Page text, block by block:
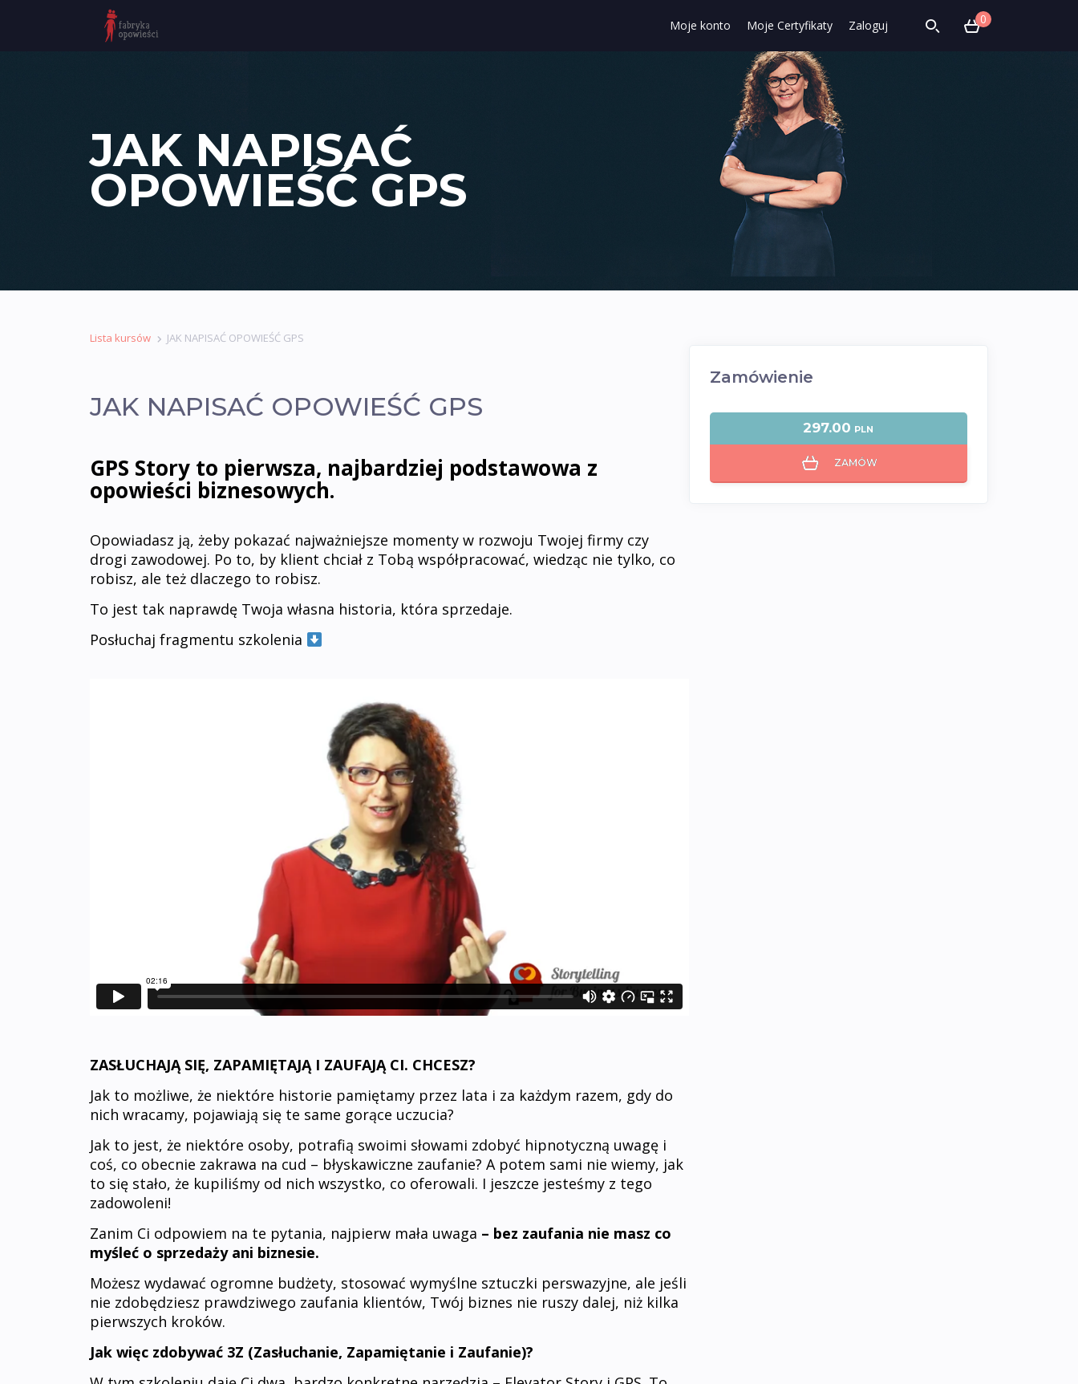
Moje konto Moje Certyfikaty Zaloguj 0
JAK NAPISAĆ
OPOWIEŚĆ GPS
Lista kursów JAK NAPISAĆ OPOWIEŚĆ GPS
JAK NAPISAĆ OPOWIEŚĆ GPS
GPS Story to pierwsza, najbardziej podstawowa z
opowieści biznesowych.
Opowiadasz ją, żeby pokazać najważniejsze momenty w rozwoju Twojej firmy czy
drogi zawodowej. Po to, by klient chciał z Tobą współpracować, wiedząc nie tylko, co
robisz, ale też dlaczego to robisz.
To jest tak naprawdę Twoja własna historia, która sprzedaje.
Posłuchaj fragmentu szkolenia
ZASŁUCHAJĄ SIĘ, ZAPAMIĘTAJĄ I ZAUFAJĄ CI. CHCESZ?
Jak to możliwe, że niektóre historie pamiętamy przez lata i za każdym razem, gdy do
nich wracamy, pojawiają się te same gorące uczucia?
Jak to jest, że niektóre osoby, potrafią swoimi słowami zdobyć hipnotyczną uwagę i
coś, co obecnie zakrawa na cud – błyskawiczne zaufanie? A potem sami nie wiemy, jak
to się stało, że kupiliśmy od nich wszystko, co oferowali. I jeszcze jesteśmy z tego
zadowoleni!
Zanim Ci odpowiem na te pytania, najpierw mała uwaga – bez zaufania nie masz co
myśleć o sprzedaży ani biznesie.
Możesz wydawać ogromne budżety, stosować wymyślne sztuczki perswazyjne, ale jeśli
nie zdobędziesz prawdziwego zaufania klientów, Twój biznes nie ruszy dalej, niż kilka
pierwszych kroków.
Jak więc zdobywać 3Z (Zasłuchanie, Zapamiętanie i Zaufanie)?
Zamówienie
297.00 PLN
ZAMÓW